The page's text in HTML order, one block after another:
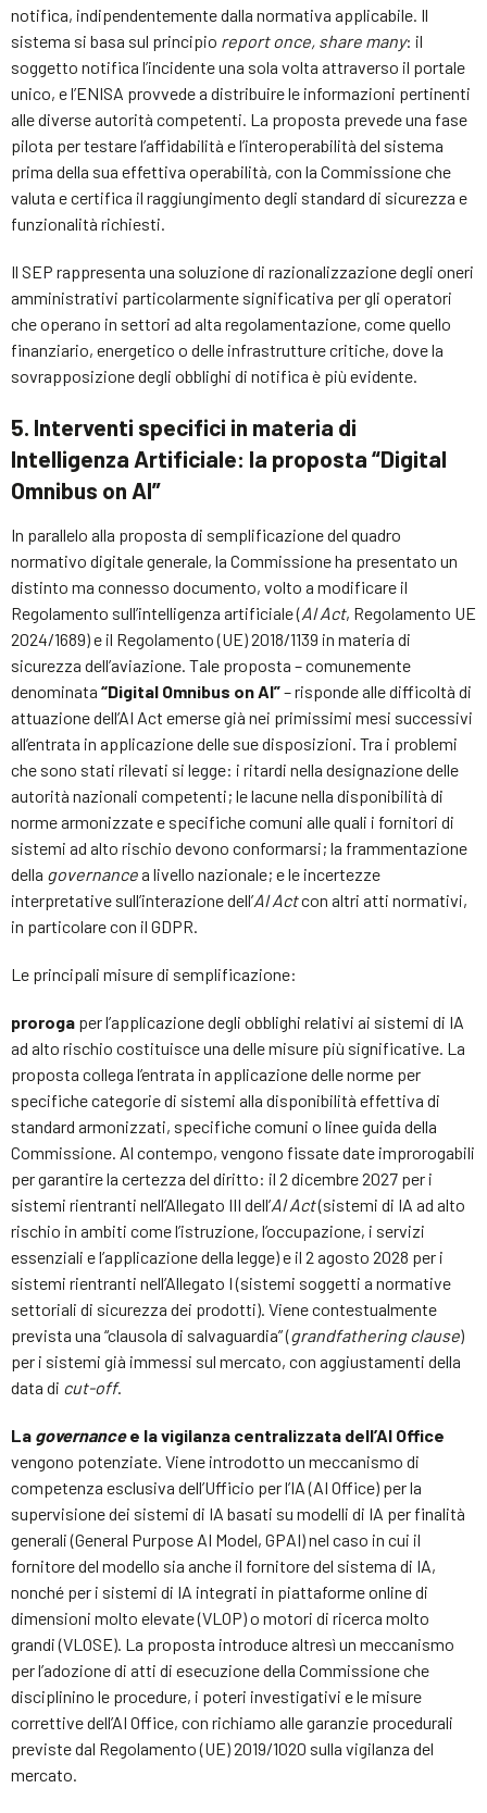
notifica, indipendentemente dalla normativa applicabile. Il
sistema si basa sul principio report once, share many: il
soggetto notifica l’incidente una sola volta attraverso il portale
unico, e l’ENISA provvede a distribuire le informazioni pertinenti
alle diverse autorità competenti. La proposta prevede una fase
pilota per testare l’affidabilità e l’interoperabilità del sistema
prima della sua effettiva operabilità, con la Commissione che
valuta e certifica il raggiungimento degli standard di sicurezza e
funzionalità richiesti.
Il SEP rappresenta una soluzione di razionalizzazione degli oneri
amministrativi particolarmente significativa per gli operatori
che operano in settori ad alta regolamentazione, come quello
finanziario, energetico o delle infrastrutture critiche, dove la
sovrapposizione degli obblighi di notifica è più evidente.
5. Interventi specifici in materia di
Intelligenza Artificiale: la proposta “Digital
Omnibus on AI”
In parallelo alla proposta di semplificazione del quadro
normativo digitale generale, la Commissione ha presentato un
distinto ma connesso documento, volto a modificare il
Regolamento sull’intelligenza artificiale (AI Act, Regolamento UE
2024/1689) e il Regolamento (UE) 2018/1139 in materia di
sicurezza dell’aviazione. Tale proposta – comunemente
denominata “Digital Omnibus on AI”– risponde alle difficoltà di
attuazione dell’AI Act emerse già nei primissimi mesi successivi
all’entrata in applicazione delle sue disposizioni. Tra i problemi
che sono stati rilevati si legge: i ritardi nella designazione delle
autorità nazionali competenti; le lacune nella disponibilità di
norme armonizzate e specifiche comuni alle quali i fornitori di
sistemi ad alto rischio devono conformarsi; la frammentazione
della governancea livello nazionale; e le incertezze
interpretative sull’interazione dell’AI Actcon altri atti normativi,
in particolare con il GDPR.
Le principali misure di semplificazione:
proroga per l’applicazione degli obblighi relativi ai sistemi di IA
ad alto rischio costituisce una delle misure più significative. La
proposta collega l’entrata in applicazione delle norme per
specifiche categorie di sistemi alla disponibilità effettiva di
standard armonizzati, specifiche comuni o linee guida della
Commissione. Al contempo, vengono fissate date improrogabili
per garantire la certezza del diritto: il 2 dicembre 2027 per i
sistemi rientranti nell’Allegato III dell’AI Act(sistemi di IA ad alto
rischio in ambiti come l’istruzione, l’occupazione, i servizi
essenziali e l’applicazione della legge) e il 2 agosto 2028 per i
sistemi rientranti nell’Allegato I (sistemi soggetti a normative
settoriali di sicurezza dei prodotti). Viene contestualmente
prevista una “clausola di salvaguardia” (grandfathering clause)
per i sistemi già immessi sul mercato, con aggiustamenti della
data di cut-off.
La governancee la vigilanza centralizzata dell’AI Office
vengono potenziate. Viene introdotto un meccanismo di
competenza esclusiva dell’Ufficio per l’IA (AI Office) per la
supervisione dei sistemi di IA basati su modelli di IA per finalità
generali (General Purpose AI Model, GPAI) nel caso in cui il
fornitore del modello sia anche il fornitore del sistema di IA,
nonché per i sistemi di IA integrati in piattaforme online di
dimensioni molto elevate (VLOP) o motori di ricerca molto
grandi (VLOSE). La proposta introduce altresì un meccanismo
per l’adozione di atti di esecuzione della Commissione che
disciplinino le procedure, i poteri investigativi e le misure
correttive dell’AI Office, con richiamo alle garanzie procedurali
previste dal Regolamento (UE) 2019/1020 sulla vigilanza del
mercato.